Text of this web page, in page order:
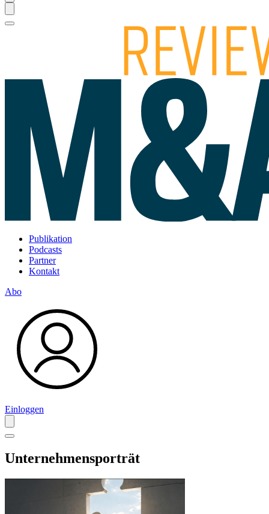
Publikation
Podcasts
Partner
Kontakt
Abo
Einloggen
Unternehmensporträt